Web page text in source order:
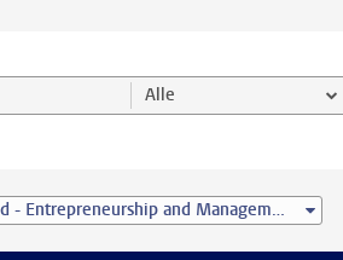
categorie Alle
Rechtsgeleerdheid - Entrepreneurship and Management (LL.B.)